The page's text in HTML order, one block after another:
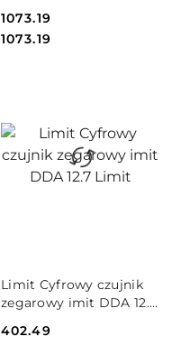
Cena:
1073.19
Cena:
1073.19
Limit Cyfrowy czujnik
zegarowy imit DDA 12.7
Cena:
402.49
DO KOSZYKA